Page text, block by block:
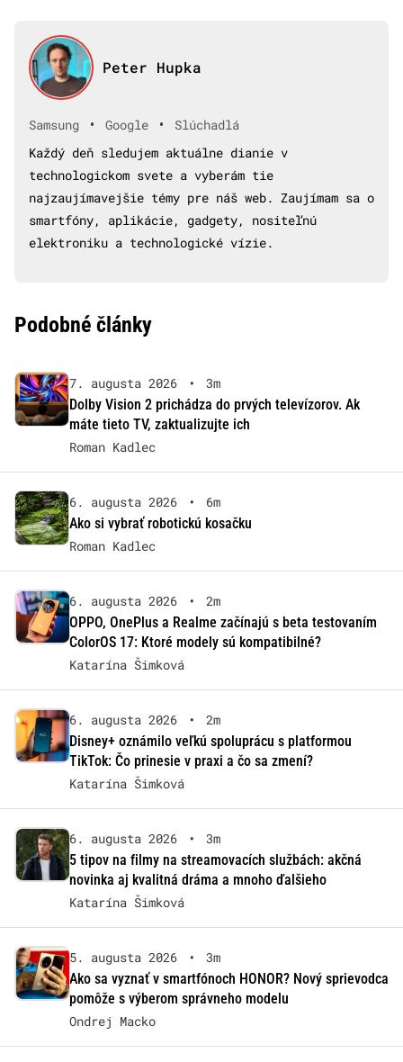
Peter Hupka
Samsung • Google •
Slúchadlá
Každý deň sledujem aktuálne dianie v
technologickom svete a vyberám tie
najzaujímavejšie témy pre náš web. Zaujímam sa o
smartfóny, aplikácie, gadgety, nositeľnú
elektroniku a technologické vízie.
Podobné články
7. augusta 2026 •
3m
Dolby Vision 2 prichádza do prvých televízorov. Ak
máte tieto TV, zaktualizujte ich
Roman Kadlec
6. augusta 2026 •
6m
Ako si vybrať robotickú kosačku
Roman Kadlec
6. augusta 2026 •
2m
OPPO, OnePlus a Realme začínajú s beta testovaním
ColorOS 17: Ktoré modely sú kompatibilné?
Katarína Šimková
6. augusta 2026 •
2m
Disney+ oznámilo veľkú spoluprácu s platformou
TikTok: Čo prinesie v praxi a čo sa zmení?
Katarína Šimková
6. augusta 2026 •
3m
5 tipov na filmy na streamovacích službách: akčná
novinka aj kvalitná dráma a mnoho ďalšieho
Katarína Šimková
5. augusta 2026 •
3m
Ako sa vyznať v smartfónoch HONOR? Nový sprievodca
pomôže s výberom správneho modelu
Ondrej Macko